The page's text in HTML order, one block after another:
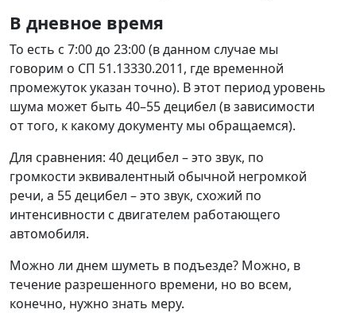
В дневное время
То есть с 7:00 до 23:00 (в данном случае мы
говорим о СП 51.13330.2011, где временной
промежуток указан точно). В этот период уровень
шума может быть 40–55 децибел (в зависимости
от того, к какому документу мы обращаемся).
Для сравнения: 40 децибел – это звук, по
громкости эквивалентный обычной негромкой
речи, а 55 децибел – это звук, схожий по
интенсивности с двигателем работающего
автомобиля.
Можно ли днем шуметь в подъезде? Можно, в
течение разрешенного времени, но во всем,
конечно, нужно знать меру.